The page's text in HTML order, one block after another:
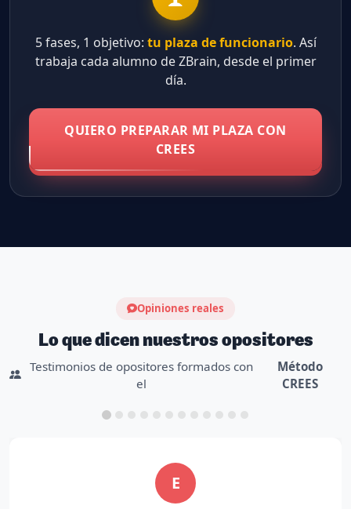
5 fases, 1 objetivo: tu plaza de funcionario. Así
trabaja cada alumno de ZBrain, desde el primer
día.
QUIERO PREPARAR MI PLAZA CON
CREES
Opiniones reales
Lo que dicen nuestros opositores
Testimonios de opositores formados con
el
Método
CREES